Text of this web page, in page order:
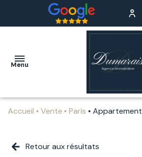
Menu
ACHETER
Accueil Vente Paris Appartement
Retour aux résultats